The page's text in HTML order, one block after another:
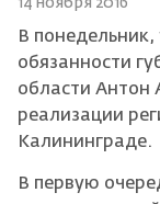
В
обязанности
области Антон
реализации
Калининграде.
В первую